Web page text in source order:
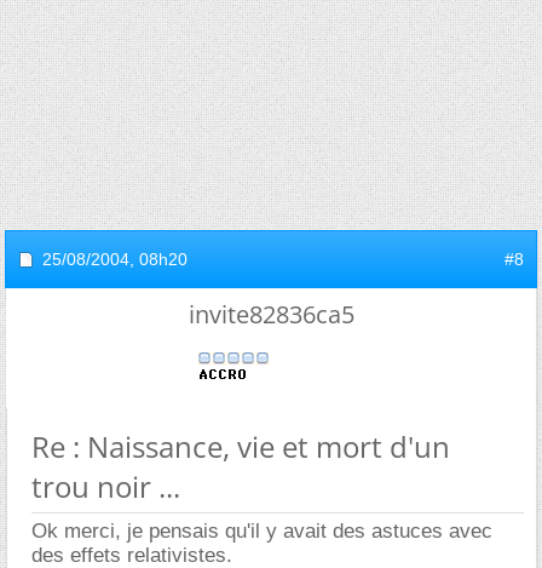
25/08/2004, 08h20 #8
invite82836ca5
Re : Naissance, vie et mort d'un
trou noir ...
Ok merci, je pensais qu'il y avait des astuces avec
des effets relativistes.